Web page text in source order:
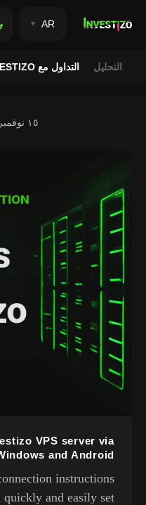
AR
التداول مع INVESTIZO التحليل
١٥ نوفمبر ٢٠٢٤, الجمعة
VPS server via
and Android
instructions
and easily set